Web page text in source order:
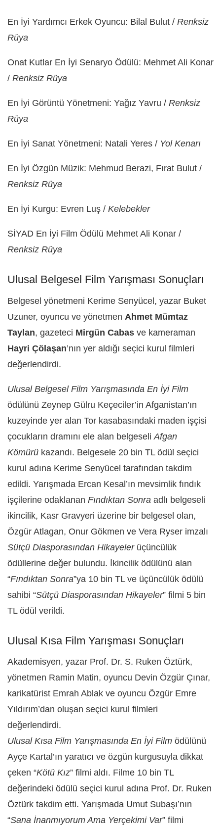
En İyi Yardımcı Erkek Oyuncu: Bilal Bulut / Renksiz
Rüya
Onat Kutlar En İyi Senaryo Ödülü: Mehmet Ali Konar
/ Renksiz Rüya
En İyi Görüntü Yönetmeni: Yağız Yavru / Renksiz
Rüya
En İyi Sanat Yönetmeni: Natali Yeres / Yol Kenarı
En İyi Özgün Müzik: Mehmud Berazi, Fırat Bulut /
Renksiz Rüya
En İyi Kurgu: Evren Luş / Kelebekler
SİYAD En İyi Film Ödülü Mehmet Ali Konar /
Renksiz Rüya
Ulusal Belgesel Film Yarışması Sonuçları
Belgesel yönetmeni Kerime Senyücel, yazar Buket
Uzuner, oyuncu ve yönetmen Ahmet Mümtaz
Taylan, gazeteci Mirgün Cabas ve kameraman
Hayri Çölaşan’nın yer aldığı seçici kurul filmleri
değerlendirdi.
Ulusal Belgesel Film Yarışmasında En İyi Film
ödülünü Zeynep Gülru Keçeciler’in Afganistan’ın
kuzeyinde yer alan Tor kasabasındaki maden işçisi
çocukların dramını ele alan belgeseli Afgan
Kömürü kazandı. Belgesele 20 bin TL ödül seçici
kurul adına Kerime Senyücel tarafından takdim
edildi. Yarışmada Ercan Kesal’ın mevsimlik fındık
işçilerine odaklanan Fındıktan Sonra adlı belgeseli
ikincilik, Kasr Gravyeri üzerine bir belgesel olan,
Özgür Atlagan, Onur Gökmen ve Vera Ryser imzalı
Sütçü Diasporasından Hikayelerüçüncülük
ödüllerine değer bulundu. İkincilik ödülünü alan
“Fındıktan Sonra”ya 10 bin TL ve üçüncülük ödülü
sahibi “Sütçü Diasporasından Hikayeler” filmi 5 bin
TL ödül verildi.
Ulusal Kısa Film Yarışması Sonuçları
Akademisyen, yazar Prof. Dr. S. Ruken Öztürk,
yönetmen Ramin Matin, oyuncu Devin Özgür Çınar,
karikatürist Emrah Ablak ve oyuncu Özgür Emre
Yıldırım’dan oluşan seçici kurul filmleri
değerlendirdi.
Ulusal Kısa Film Yarışmasında En İyi Film ödülünü
Ayçe Kartal’ın yaratıcı ve özgün kurgusuyla dikkat
çeken “Kötü Kız” filmi aldı. Filme 10 bin TL
değerindeki ödülü seçici kurul adına Prof. Dr. Ruken
Öztürk takdim etti. Yarışmada Umut Subaşı’nın
“Sana İnanmıyorum Ama Yerçekimi Var” filmi